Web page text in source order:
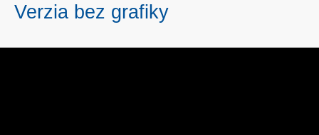
Verzia bez grafiky